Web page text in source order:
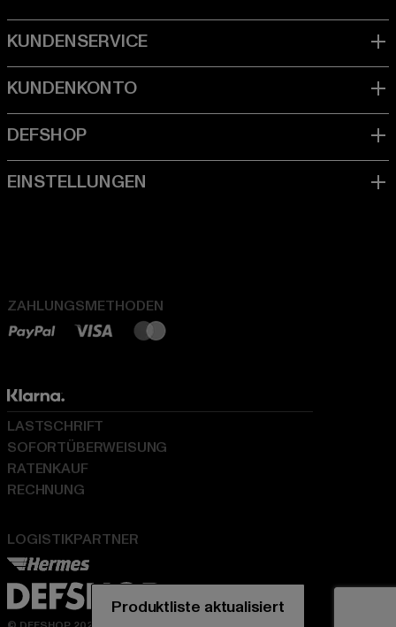
ZAHLUNGSMETHODEN
LOGISTIKPARTNER
LASTSCHRIFT
SOFORTÜBERWEISUNG
RATENKAUF
RECHNUNG